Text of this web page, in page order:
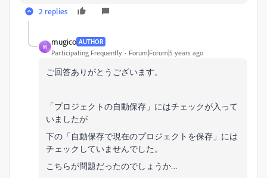
2 replies
M
mugico AUTHOR
Participating Frequently Forum|Forum|5 years ago
ご回答ありがとうございます。
「プロジェクトの自動保存」にはチェックが入って
いましたが
下の「自動保存で現在のプロジェクトを保存」には
チェックしていませんでした。
こちらが問題だったのでしょうか…